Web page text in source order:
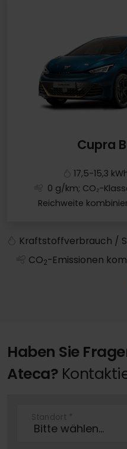
Cupra
17,5-15,3
0 g/km; CO₂-
Reichweite
Kraftstoffverbrauch /
CO2-Emissionen
Haben Sie
Ateca?
Standort *